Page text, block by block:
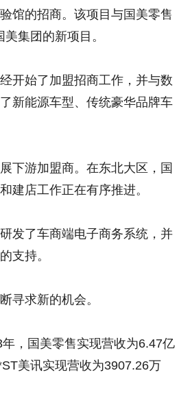
馆的招商。该项目与国美零售
集团的新项目。
开始了加盟招商工作，并与数
新能源车型、传统豪华品牌车
下游加盟商。在东北大区，国
建店工作正在有序推进。
发了车商端电子商务系统，并
支持。
寻求新的机会。
，国美零售实现营收为6.47亿
美讯实现营收为3907.26万